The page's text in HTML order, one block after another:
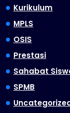
Kurikulum
MPLS
OSIS
Prestasi
Sahabat
SPMB